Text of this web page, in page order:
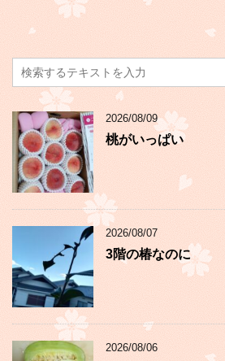
2026/08/09
桃がいっぱい
2026/08/07
3階の椿なのに
2026/08/06